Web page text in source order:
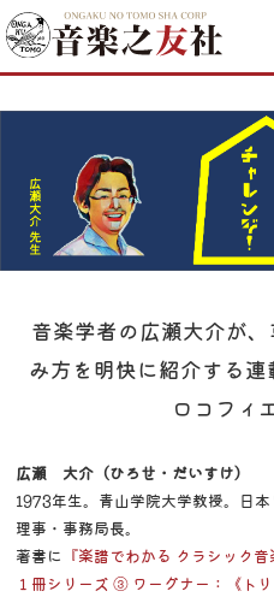
音楽学者の広瀬大介が
み方を明快に紹介する
ロコフィ
広瀬 大介（ひろせ・だいすけ）
1973年生。青山学院大学教授。日
理事・事務局長。
著書に
『楽譜でわかる クラシック音
１冊シリーズ ③ ワーグナー：《トリ